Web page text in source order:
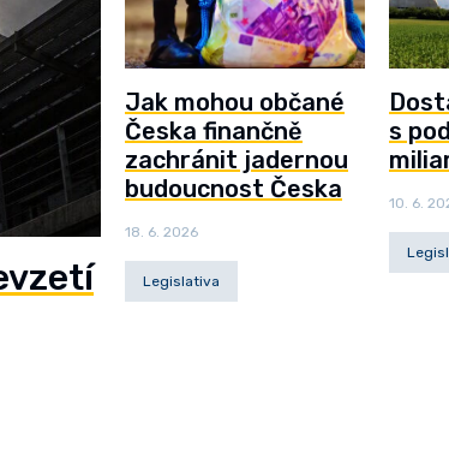
Jak mohou občané
Česka finančně
zachránit jadernou
budoucnost Česka
18. 6. 2026
Legislativa
s
10. 6.